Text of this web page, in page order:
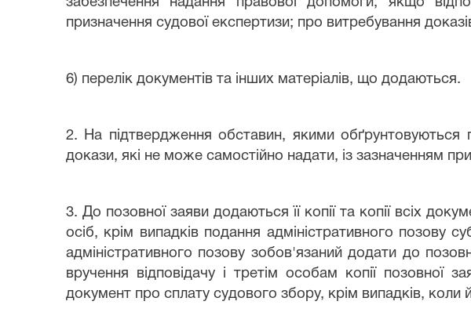
призначення судової експертизи; про витребування
6) перелік документів та інших матеріалів, що додаються.
2. На підтвердження обставин, якими обґрунтовуються
докази, які не може самостійно надати, із зазначенням
3. До позовної заяви додаються її копії та копії всіх
осіб, крім випадків подання адміністративного
адміністративного позову зобов'язаний додати до
вручення відповідачу і третім особам копії
документ про сплату судового збору, крім випадків, коли